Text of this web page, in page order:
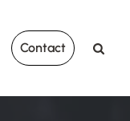
Contact